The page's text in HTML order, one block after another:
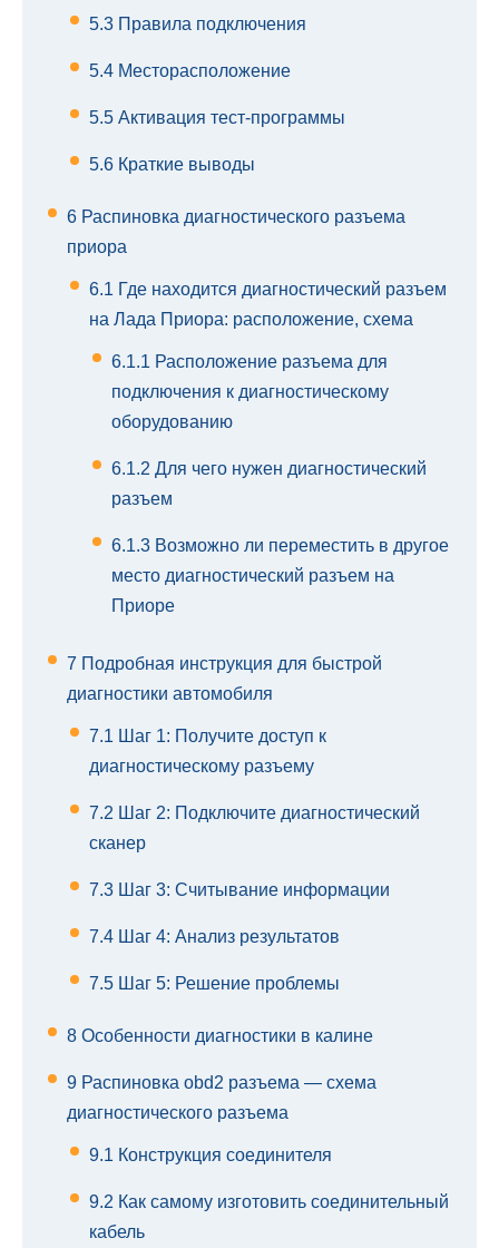
5.3 Правила подключения
5.4 Месторасположение
5.5 Активация тест-программы
5.6 Краткие выводы
6 Распиновка диагностического разъема
приора
6.1 Где находится диагностический разъем
на Лада Приора: расположение, схема
6.1.1 Расположение разъема для
подключения к диагностическому
оборудованию
6.1.2 Для чего нужен диагностический
разъем
6.1.3 Возможно ли переместить в другое
место диагностический разъем на
Приоре
7 Подробная инструкция для быстрой
диагностики автомобиля
7.1 Шаг 1: Получите доступ к
диагностическому разъему
7.2 Шаг 2: Подключите диагностический
сканер
7.3 Шаг 3: Считывание информации
7.4 Шаг 4: Анализ результатов
7.5 Шаг 5: Решение проблемы
8 Особенности диагностики в калине
9 Распиновка obd2 разъема — схема
диагностического разъема
9.1 Конструкция соединителя
9.2 Как самому изготовить соединительный
кабель